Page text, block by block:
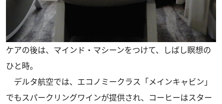
ケアの後は、マインド・マシーンをつけて、しばし瞑想の
ひと時。
デルタ航空では、エコノミークラス「メインキャビン」
でもスパークリングワインが提供され、コーヒーはスター